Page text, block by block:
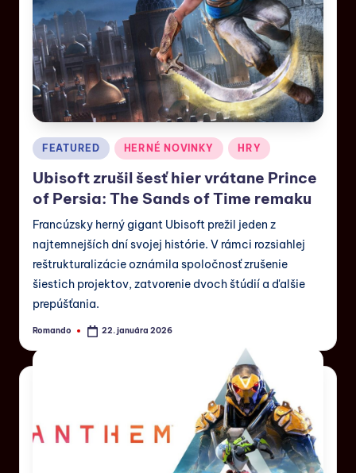
FEATURED HERNÉ NOVINKY HRY
Ubisoft zrušil šesť hier vrátane Prince
of Persia: The Sands of Time remaku
Francúzsky herný gigant Ubisoft prežil jeden z
najtemnejších dní svojej histórie. V rámci rozsiahlej
reštrukturalizácie oznámila spoločnosť zrušenie
šiestich projektov, zatvorenie dvoch štúdií a ďalšie
prepúšťania.
Romando 22. januára 2026